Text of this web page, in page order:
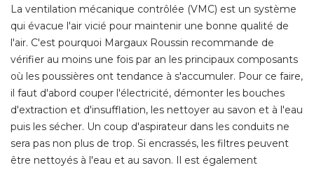
La ventilation mécanique contrôlée (VMC) est un système
qui évacue l'air vicié pour maintenir une bonne qualité de
l'air. C'est pourquoi Margaux Roussin recommande de
vérifier au moins une fois par an les principaux composants
où les poussières ont tendance à s'accumuler. Pour ce faire,
il faut d'abord couper l'électricité, démonter les bouches
d'extraction et d'insufflation, les nettoyer au savon et à l'eau
puis les sécher. Un coup d'aspirateur dans les conduits ne
sera pas non plus de trop. Si encrassés, les filtres peuvent
être nettoyés à l'eau et au savon. Il est également